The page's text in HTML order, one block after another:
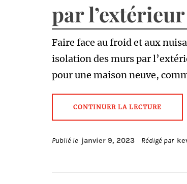
par
Faire face au froid et aux
isolation des murs par
pour une maison neuve,
CONTINUER LA LECTURE
Publié le janvier 9, 2023 Rédigé par